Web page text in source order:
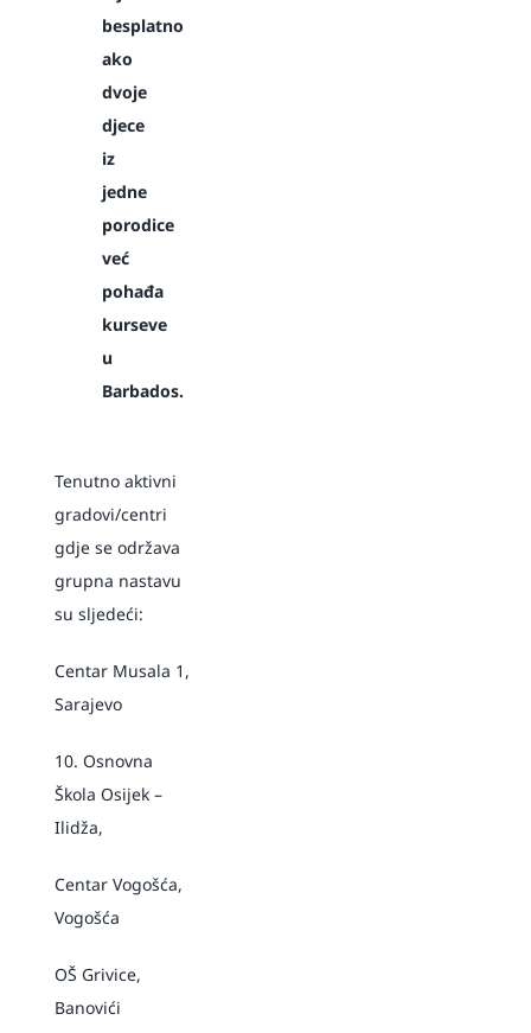
besplatno
ako
dvoje
djece
iz
jedne
porodice
već
pohađa
kurseve
u
Barbados.
Tenutno aktivni
gradovi/centri
gdje se održava
grupna nastavu
su sljedeći:
Centar Musala 1,
Sarajevo
10. Osnovna
Škola Osijek –
Ilidža,
Centar Vogošća,
Vogošća
OŠ Grivice,
Banovići